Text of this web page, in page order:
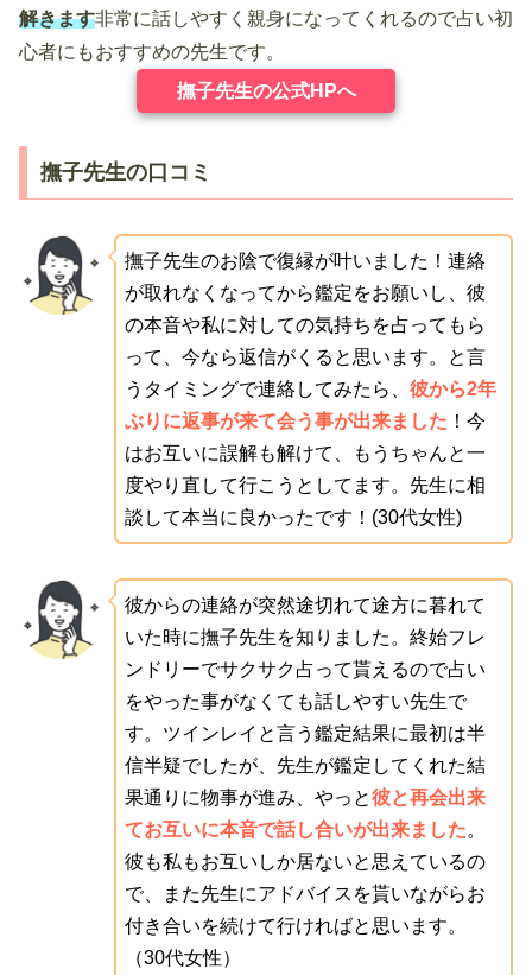
解きます非常に話しやすく親身になってくれるので占い初
心者にもおすすめの先生です。
撫子先生の公式HPへ
撫子先生の口コミ
撫子先生のお陰で復縁が叶いました！連絡
が取れなくなってから鑑定をお願いし、彼
の本音や私に対しての気持ちを占ってもら
って、今なら返信がくると思います。と言
うタイミングで連絡してみたら、 彼から2年
ぶりに返事が来て会う事が出来ました ！今
はお互いに誤解も解けて、もうちゃんと一
度やり直して行こうとしてます。先生に相
談して本当に良かったです！(30代女性)
彼からの連絡が突然途切れて途方に暮れて
いた時に撫子先生を知りました。終始フレ
ンドリーでサクサク占って貰えるので占い
をやった事がなくても話しやすい先生で
す。ツインレイと言う鑑定結果に最初は半
信半疑でしたが、先生が鑑定してくれた結
果通りに物事が進み、やっと彼と再会出来
てお互いに本音で話し合いが出来ました。
彼も私もお互いしか居ないと思えているの
で、また先生にアドバイスを貰いながらお
付き合いを続けて行ければと思います。
（30代女性）